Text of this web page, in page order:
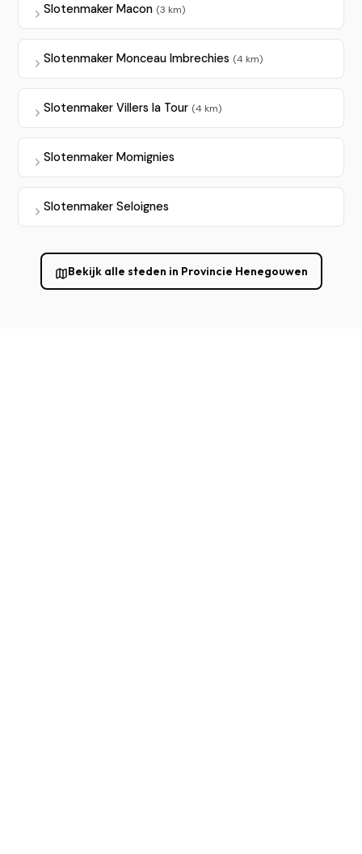
Slotenmaker Macon (3 km)
Slotenmaker Monceau Imbrechies (4 km)
Slotenmaker Villers la Tour (4 km)
Slotenmaker Momignies
Slotenmaker Seloignes
Bekijk alle steden in Provincie Henegouwen